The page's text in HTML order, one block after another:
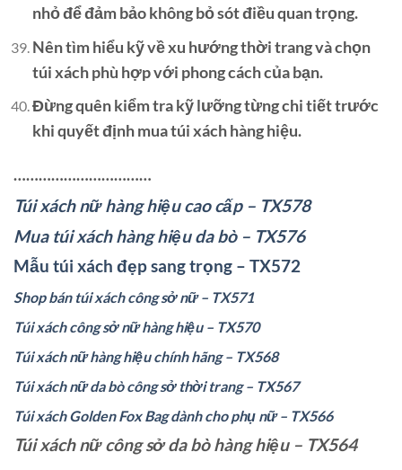
nhỏ để đảm bảo không bỏ sót điều quan trọng.
Nên tìm hiểu kỹ về xu hướng thời trang và chọn
túi xách phù hợp với phong cách của bạn.
Đừng quên kiểm tra kỹ lưỡng từng chi tiết trước
khi quyết định mua túi xách hàng hiệu.
……………………………
Túi xách nữ hàng hiệu cao cấp – TX578
Mua túi xách hàng hiệu da bò – TX576
Mẫu túi xách đẹp sang trọng – TX572
Shop bán túi xách công sở nữ – TX571
Túi xách công sở nữ hàng hiệu – TX570
Túi xách nữ hàng hiệu chính hãng – TX568
Túi xách nữ da bò công sở thời trang – TX567
Túi xách Golden Fox Bag dành cho phụ nữ – TX566
Túi xách nữ công sở da bò hàng hiệu – TX564